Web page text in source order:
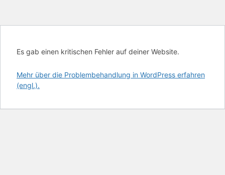
Es gab einen kritischen Fehler auf deiner Website.
Mehr über die Problembehandlung in WordPress erfahren
(engl.).